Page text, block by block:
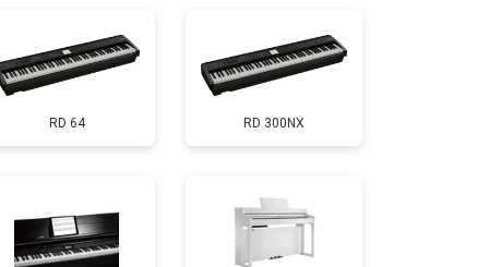
1200 ₽ Заказать
1500 ₽ Заказать
Заказать
RD 64 RD 300NX